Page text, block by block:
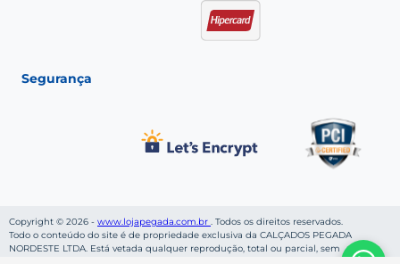
Segurança
Copyright © 2026 - www.lojapegada.com.br . Todos os direitos reservados.
Todo o conteúdo do site é de propriedade exclusiva da CALÇADOS PEGADA
NORDESTE LTDA. Está vetada qualquer reprodução, total ou parcial, sem